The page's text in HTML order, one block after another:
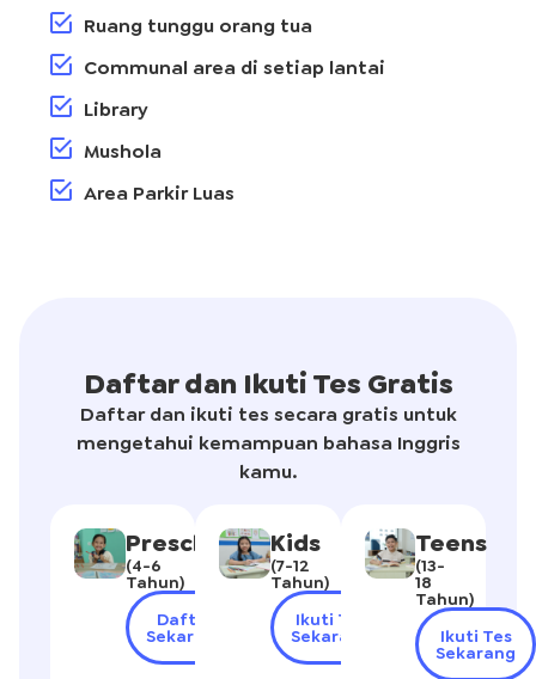
Ruang tunggu orang tua
Communal area di setiap lantai
Library
Mushola
Area Parkir Luas
Daftar dan Ikuti Tes Gratis
Daftar dan ikuti tes secara gratis untuk
mengetahui kemampuan bahasa Inggris
kamu.
Preschoolers
(4-6
Tahun)
Daftar
Sekarang
Kids
(7-12
Tahun)
Ikuti Tes
Sekarang
Teens
(13-
18
Tahun)
Ikuti Tes
Sekarang